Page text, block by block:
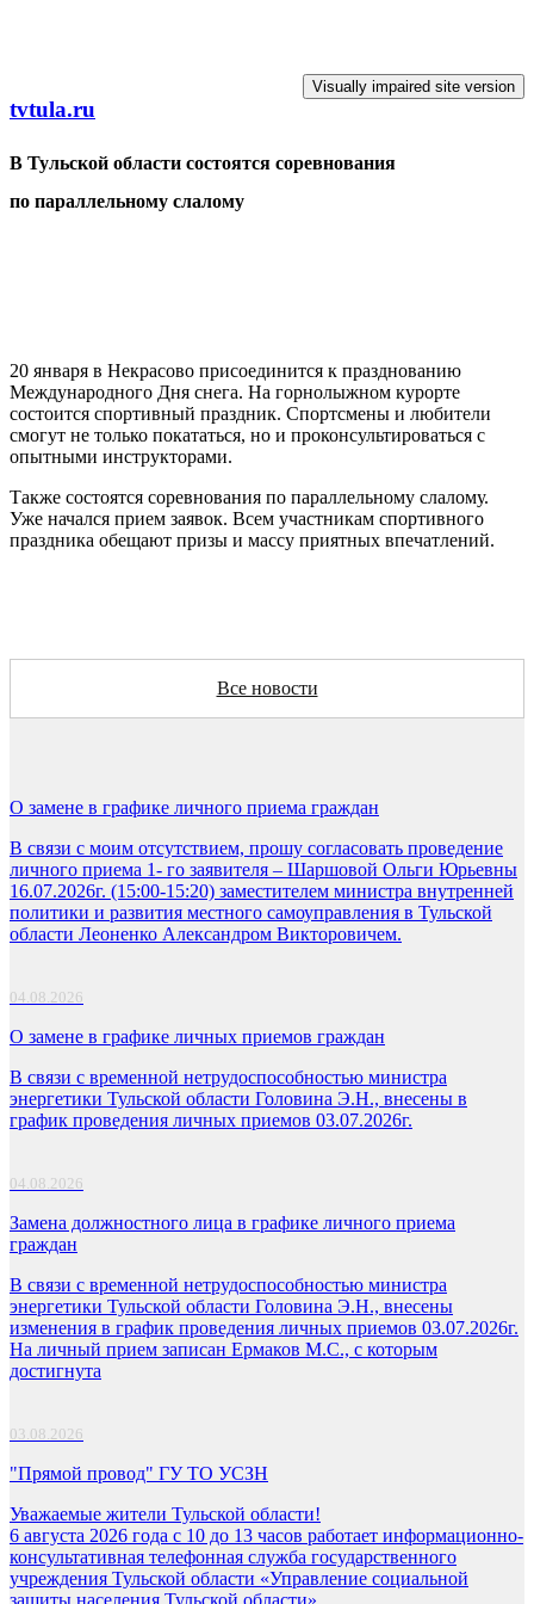
tvtula.ru
В Тульской области состоятся соревнования
по параллельному слалому
20 января в Некрасово присоединится к празднованию
Международного Дня снега. На горнолыжном курорте
состоится спортивный праздник. Спортсмены и любители
смогут не только покататься, но и проконсультироваться с
опытными инструкторами.
Также состоятся соревнования по параллельному слалому.
Уже начался прием заявок. Всем участникам спортивного
праздника обещают призы и массу приятных впечатлений.
Все новости
О замене в графике личного приема граждан
В связи с моим отсутствием, прошу согласовать проведение
личного приема 1- го заявителя – Шаршовой Ольги Юрьевны
16.07.2026г. (15:00-15:20) заместителем министра внутренней
политики и развития местного самоуправления в Тульской
области Леоненко Александром Викторовичем.
04.08.2026
О замене в графике личных приемов граждан
В связи с временной нетрудоспособностью министра
энергетики Тульской области Головина Э.Н., внесены в
график проведения личных приемов 03.07.2026г.
04.08.2026
Замена должностного лица в графике личного приема
граждан
В связи с временной нетрудоспособностью министра
энергетики Тульской области Головина Э.Н., внесены
изменения в график проведения личных приемов 03.07.2026г.
На личный прием записан Ермаков М.С., с которым
достигнута
03.08.2026
"Прямой провод" ГУ ТО УСЗН
Уважаемые жители Тульской области!
6 августа 2026 года с 10 до 13 часов работает информационно-
консультативная телефонная служба государственного
учреждения Тульской области «Управление социальной